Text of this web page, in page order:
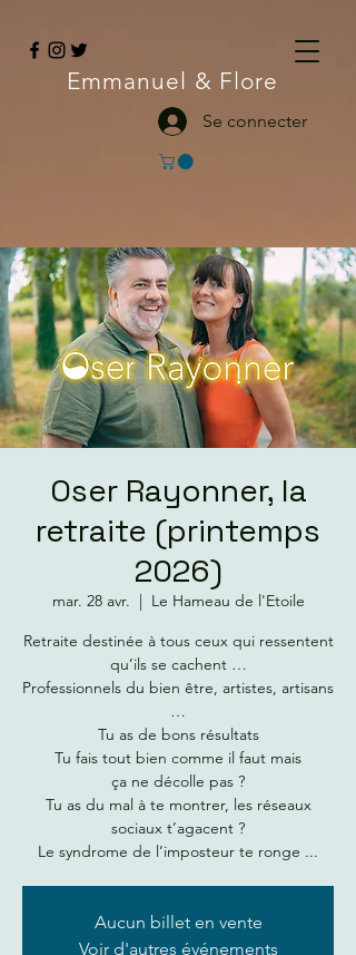
Emmanuel & Flore
Se connecter
Oser Rayonner, la
retraite (printemps
2026)
mar. 28 avr.
  |
Le Hameau de l'Etoile
Retraite destinée à tous ceux qui ressentent
qu’ils se cachent …
Professionnels du bien être, artistes, artisans
…
Tu as de bons résultats
Tu fais tout bien comme il faut mais
ça ne décolle pas ?
Tu as du mal à te montrer, les réseaux
sociaux t’agacent ?
Le syndrome de l’imposteur te ronge ...
Aucun billet en vente
Voir d'autres événements